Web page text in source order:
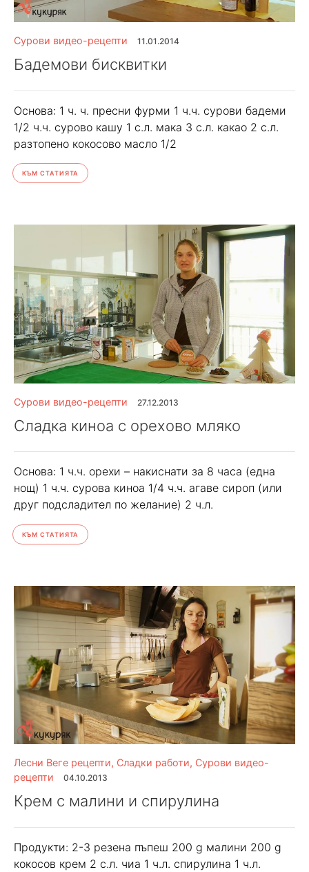
Сурови видео-рецепти 11.01.2014
Бадемови бисквитки
Основа: 1 ч. ч. пресни фурми 1 ч.ч. сурови бадеми
1/2 ч.ч. сурово кашу 1 с.л. мака 3 с.л. какао 2 с.л.
разтопено кокосово масло 1/2
КЪМ СТАТИЯТА
Сурови видео-рецепти 27.12.2013
Сладка киноа с орехово мляко
Основа: 1 ч.ч. орехи – накиснати за 8 часа (една
нощ) 1 ч.ч. сурова киноа 1/4 ч.ч. агаве сироп (или
друг подсладител по желание) 2 ч.л.
КЪМ СТАТИЯТА
Лесни Веге рецепти, Сладки работи, Сурови видео-
рецепти
04.10.2013
Крем с малини и спирулина
Продукти: 2-3 резена пъпеш 200 g малини 200 g
кокосов крем 2 с.л. чиа 1 ч.л. спирулина 1 ч.л.